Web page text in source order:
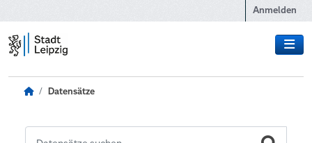
Anmelden
Datensätze